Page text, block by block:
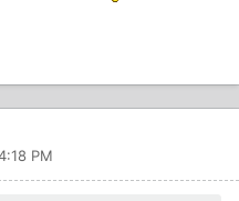
PM